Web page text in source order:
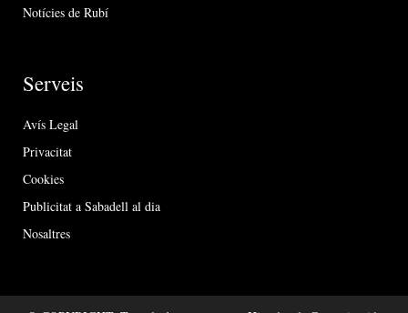
Notícies de Rubí
Serveis
Avís Legal
Privacitat
Cookies
Publicitat a Sabadell al dia
Nosaltres